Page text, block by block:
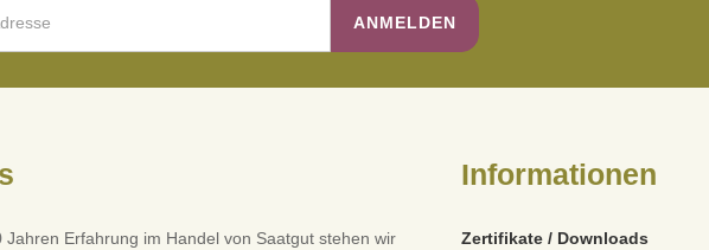
Jahren Erfahrung im Handel von Saatgut stehen wir
Informationen
Zertifikate / Downloads